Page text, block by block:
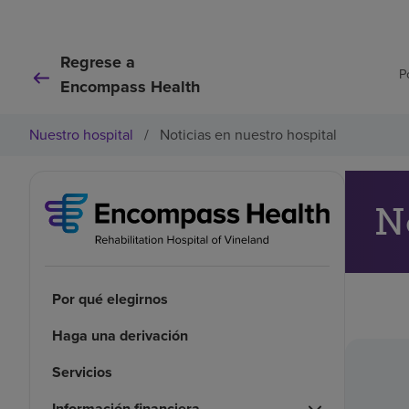
Regrese a
Encompass Health
Nuestro hospital / Noticias en nuestro hospital
Por qué elegirnos
Haga una derivación
Servicios